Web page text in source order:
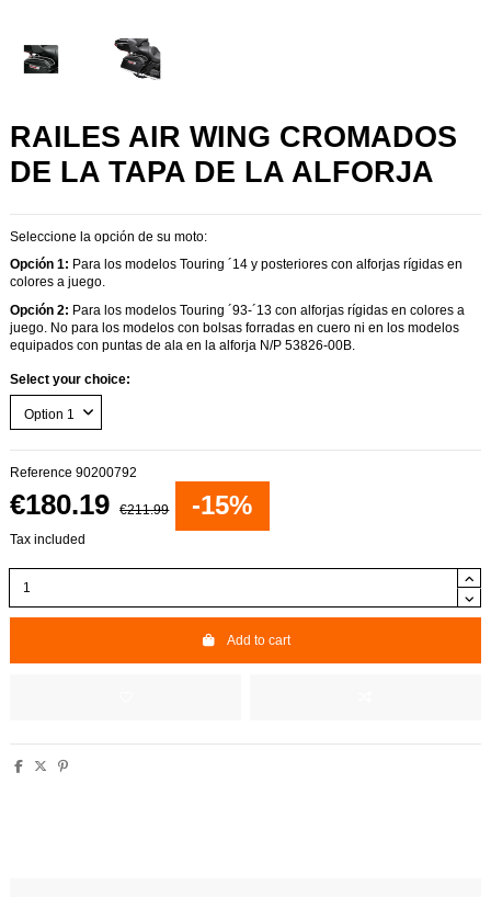
RAILES AIR WING CROMADOS
DE LA TAPA DE LA ALFORJA
Seleccione la opción de su moto:
Opción 1: Para los modelos Touring ´14 y posteriores con alforjas rígidas en
colores a juego.
Opción 2: Para los modelos Touring ´93-´13 con alforjas rígidas en colores a
juego. No para los modelos con bolsas forradas en cuero ni en los modelos
equipados con puntas de ala en la alforja N/P 53826-00B.
Select your choice:
Reference 90200792
€180.19 €211.99 -15%
Tax included
Add to cart